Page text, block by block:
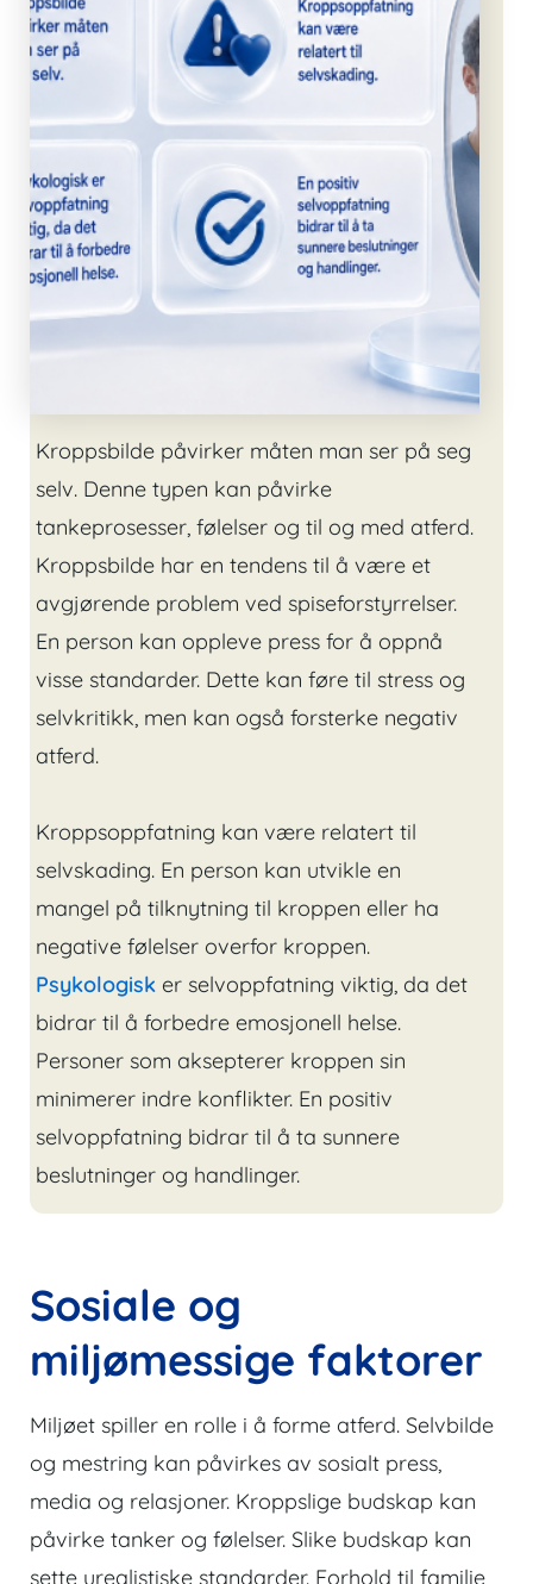
Kroppsbilde påvirker måten man ser på seg
selv. Denne typen kan påvirke
tankeprosesser, følelser og til og med atferd.
Kroppsbilde har en tendens til å være et
avgjørende problem ved spiseforstyrrelser.
En person kan oppleve press for å oppnå
visse standarder. Dette kan føre til stress og
selvkritikk, men kan også forsterke negativ
atferd.
Kroppsoppfatning kan være relatert til
selvskading. En person kan utvikle en
mangel på tilknytning til kroppen eller ha
negative følelser overfor kroppen.
Psykologisk er selvoppfatning viktig, da det
bidrar til å forbedre emosjonell helse.
Personer som aksepterer kroppen sin
minimerer indre konflikter. En positiv
selvoppfatning bidrar til å ta sunnere
beslutninger og handlinger.
Sosiale og
miljømessige faktorer
Miljøet spiller en rolle i å forme atferd. Selvbilde
og mestring kan påvirkes av sosialt press,
media og relasjoner. Kroppslige budskap kan
påvirke tanker og følelser. Slike budskap kan
sette urealistiske standarder. Forhold til familie